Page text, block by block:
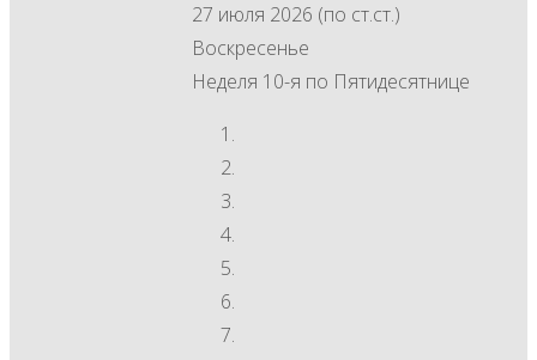
27 июля 2026 (по ст.ст.)
Воскресенье
Неделя 10-я по Пятидесятнице